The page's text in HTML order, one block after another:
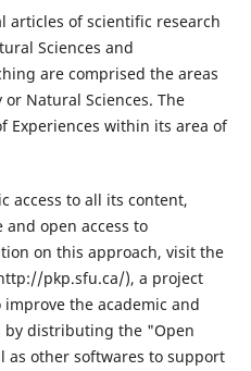
articles of scientific research
Sciences and
are comprised the areas
Natural Sciences. The
Experiences within its area of
access to all its content,
open access to
on this approach, visit the
pkp.sfu.ca/), a project
the academic and
by distributing the "Open
as other softwares to support